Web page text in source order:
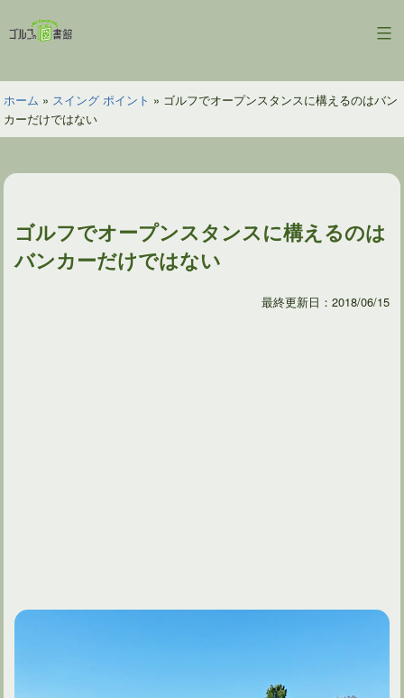
ン
ツ
へ
ス
ッ
ゴ
フ
の
図
ホーム » スイング ポイント » ゴルフでオープンスタンスに構えるのはバン
カーだけではない
ゴルフでオープンスタンスに構えるのは
バンカーだけではない
最終更新日：2018/06/15